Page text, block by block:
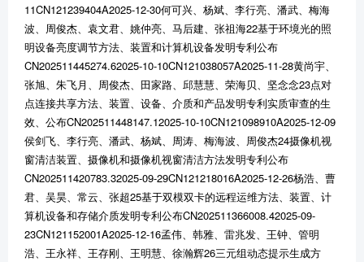
11CN121239404A2025-12-30何可兴、杨斌、李行亮、潘武、梅海
波、周俊杰、袁文君、姚仲亮、马后建、张祖海22基于环境光的照
明设备亮度调节方法、装置和计算机设备发明专利公布
CN202511445274.62025-10-10CN121038057A2025-11-28黄尚宇、
张旭、朱飞月、周俊杰、田家路、邱慧慧、荣海贝、坚念念23点对
点连接共享方法、装置、设备、介质和产品发明专利实质审查的生
效、公布CN202511448147.12025-10-10CN121098910A2025-12-09
侯剑飞、李行亮、潘武、杨斌、周涛、梅海波、周俊杰24摄像机视
窗清洁装置、摄像机和摄像机视窗清洁方法发明专利公布
CN202511420783.32025-09-29CN121218016A2025-12-26杨浩、曹
君、吴昊、常云、张超25基于双模双卡的远程运维方法、装置、计
算机设备和存储介质发明专利公布CN202511366008.42025-09-
23CN121152001A2025-12-16孟伟、韩雅、雷兆发、王钟、管明
浩、王永祥、王存刚、王明慧、徐瀚辉26三元组动态提示生成方